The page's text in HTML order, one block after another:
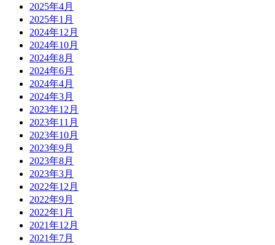
2025年4月
2025年1月
2024年12月
2024年10月
2024年8月
2024年6月
2024年4月
2024年3月
2023年12月
2023年11月
2023年10月
2023年9月
2023年8月
2023年3月
2022年12月
2022年9月
2022年1月
2021年12月
2021年7月